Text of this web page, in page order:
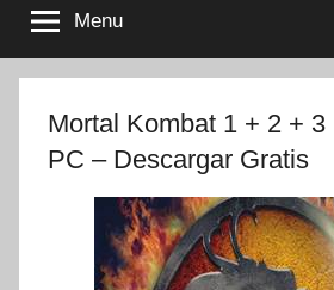
Menu
Mortal Kombat 1 + 2 +
PC – Descargar Gratis